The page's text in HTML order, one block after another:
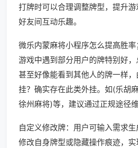
打牌时可以合理调整牌型，提升
好友间互动乐趣。
微乐内蒙麻将小程序怎么提高胜
游戏中遇到部分用户的牌特别好，
甚至好像能看到其他人的牌一样
挂？确实存在此类外挂。如(乐胡
徐州麻将)等，建议通过正规途径维
自定义修改牌：用户可输入需求生
修改自身牌型或隐藏操作痕迹，实